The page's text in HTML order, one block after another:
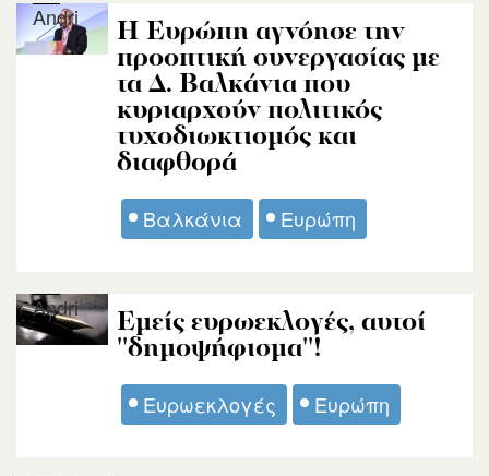
Η Ευρώπη αγνόησε την
προοπτική συνεργασίας με
τα Δ. Βαλκάνια που
κυριαρχούν πολιτικός
τυχοδιωκτισμός και
διαφθορά
Βαλκάνια Ευρώπη
Andri
Εμείς ευρωεκλογές, αυτοί
''δημοψήφισμα''!
Ευρωεκλογές Ευρώπη
Andri